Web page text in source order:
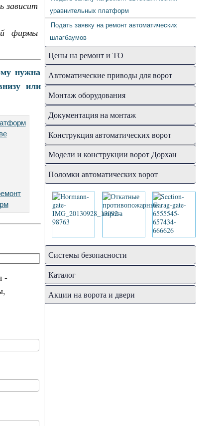
зависит
фирмы
нужна
или
-
уравнительных платформ
Подать заявку на ремонт автоматических
шлагбаумов
Цены на ремонт и ТО
Автоматические приводы для ворот
Монтаж оборудования
Документация на монтаж
Конструкция автоматических ворот
Модели и конструкции ворот Дорхан
Поломки автоматических ворот
Системы безопасности
Каталог
Акции на ворота и двери